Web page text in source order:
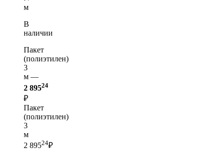
м
В
наличии
Пакет
(полиэтилен)
3
м —
2 89524
₽
Пакет
(полиэтилен)
3
м
2 89524₽